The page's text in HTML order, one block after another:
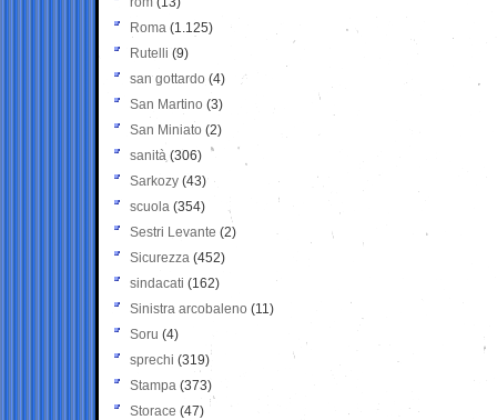
Roma (1.125)
Rutelli (9)
san gottardo (4)
San Martino (3)
San Miniato (2)
sanità (306)
Sarkozy (43)
scuola (354)
Sestri Levante (2)
Sicurezza (452)
sindacati (162)
Sinistra arcobaleno (11)
Soru (4)
sprechi (319)
Stampa (373)
Storace (47)